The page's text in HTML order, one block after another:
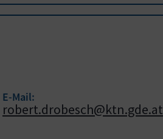
E-Mail:
robert.drobesch@ktn.gde.at